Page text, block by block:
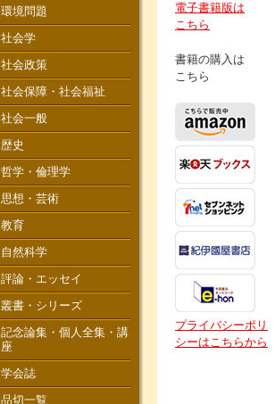
電子書籍版は
こちら
書籍の購入は
こちら
プライバシーポリ
シーはこちらから
環境問題
社会学
社会政策
社会保障・社会福祉
社会一般
歴史
哲学・倫理学
思想・芸術
教育
自然科学
評論・エッセイ
叢書・シリーズ
記念論集・個人全集・講
座
学会誌
品切一覧